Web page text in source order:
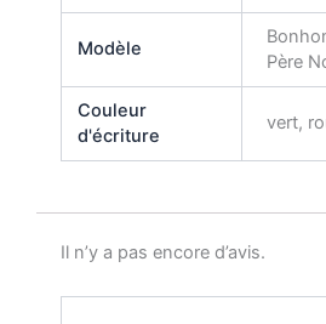
Modèle
Père
Couleur
d'écriture
vert,
Il n’y a pas encore d’avis.